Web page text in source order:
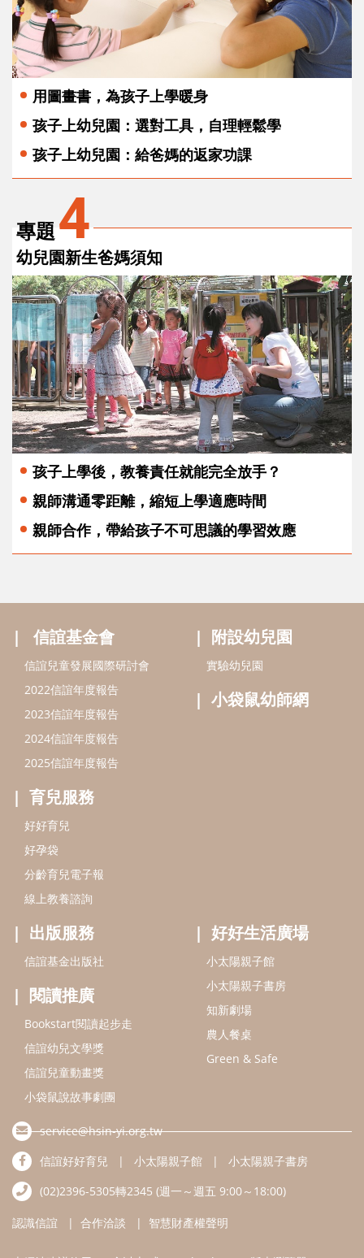
用圖畫書，為孩子上學暖身
孩子上幼兒園：選對工具，自理輕鬆學
孩子上幼兒園：給爸媽的返家功課
專題4
幼兒園新生爸媽須知
孩子上學後，教養責任就能完全放手？
親師溝通零距離，縮短上學適應時間
親師合作，帶給孩子不可思議的學習效應
信誼基金會
信誼兒童發展國際研討會
2022信誼年度報告
2023信誼年度報告
2024信誼年度報告
2025信誼年度報告
育兒服務
好好育兒
好孕袋
分齡育兒電子報
線上教養諮詢
附設幼兒園
實驗幼兒園
小袋鼠幼師網
出版服務
信誼基金出版社
閱讀推廣
Bookstart閱讀起步走
信誼幼兒文學獎
信誼兒童動畫獎
小袋鼠說故事劇團
好好生活廣場
小太陽親子館
小太陽親子書房
知新劇場
農人餐桌
Green & Safe
service@hsin-yi.org.tw
信誼好好育兒
小太陽親子館
小太陽親子書房
(02)2396-5305轉2345 (週一～週五 9:00～18:00)
認識信誼 合作洽談 智慧財產權聲明